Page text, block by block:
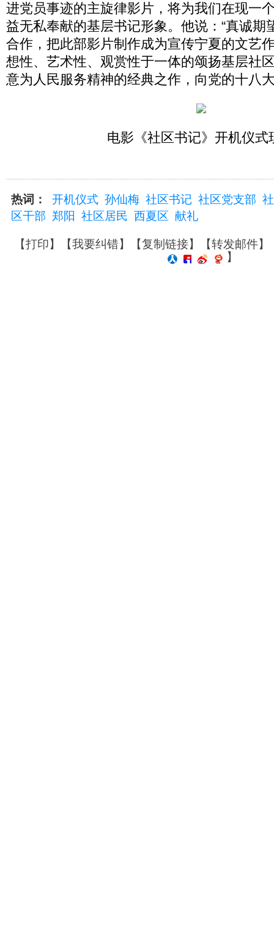
进党员事迹的主旋律影片，将为我们在现一
益无私奉献的基层书记形象。他说：“真诚期
合作，把此部影片制作成为宣传宁夏的文艺
想性、艺术性、观赏性于一体的颂扬基层社
意为人民服务精神的经典之作，向党的十八
电影《社区书记》开机仪式
热词： 开机仪式 孙仙梅 社区书记 社区党支部
区干部 郑阳 社区居民 西夏区 献礼
【打印】【我要纠错】【复制链接】【转发邮件】
】